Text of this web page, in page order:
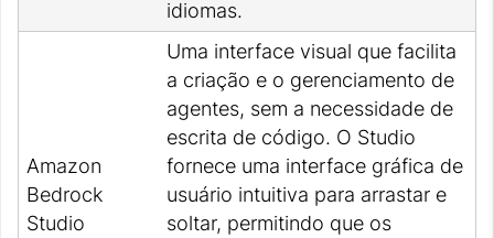
idiomas.
Amazon
Bedrock
Studio
Uma interface visual que facilita
a criação e o gerenciamento de
agentes, sem a necessidade de
escrita de código. O Studio
fornece uma interface gráfica de
usuário intuitiva para arrastar e
soltar, permitindo que os